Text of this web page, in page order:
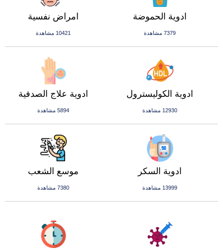
امراض نفسية
10421 مشاهدة
ادوية الحموضة
7379 مشاهدة
ادوية علاج الصدفية
5894 مشاهدة
ادوية الكوليسترول
12930 مشاهدة
موسع الشعب
7380 مشاهدة
ادوية السكر
13999 مشاهدة